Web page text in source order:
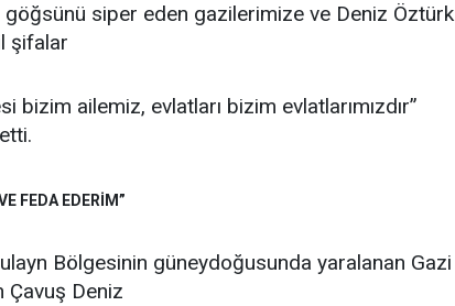
siper eden gazilerimize ve Deniz Öztürk
şifalar
bizim ailemiz, evlatları bizim evlatlarımızdır”
FEDA EDERİM”
Bölgesinin güneydoğusunda yaralanan Gazi
Çavuş Deniz